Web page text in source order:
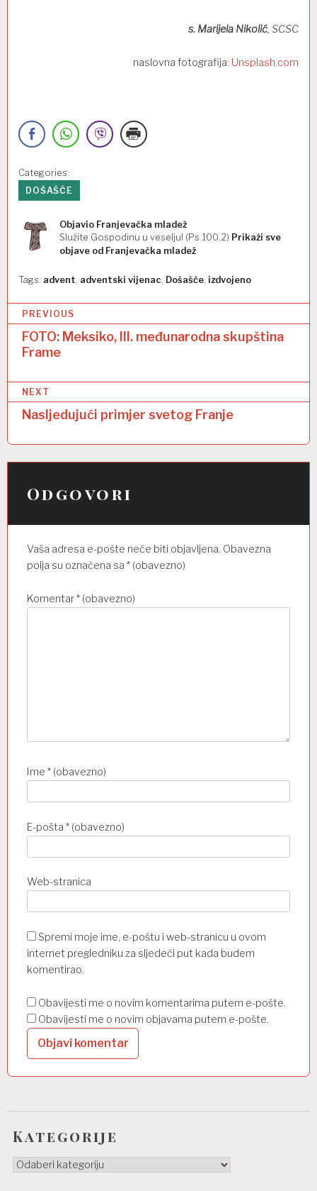
s. Marijela Nikolić, SCSC
naslovna fotografija: Unsplash.com
Categories:
DOŠAŠĆE
Objavio Franjevačka mladež
Služite Gospodinu u veselju! (Ps 100,2) Prikaži sve
objave od Franjevačka mladež
Tags: advent, adventski vijenac, Došašće, izdvojeno
N
i
g
a
PREVIOUS
FOTO: Meksiko, III. međunarodna skupština
Frame
NEXT
Nasljedujući primjer svetog Franje
Odgovori
Vaša adresa e-pošte neće biti objavljena. Obavezna
polja su označena sa * (obavezno)
Komentar* (obavezno)
Ime * (obavezno)
E-pošta * (obavezno)
Web-stranica
Spremi moje ime, e-poštu i web-stranicu u ovom
internet pregledniku za sljedeći put kada budem
komentirao.
Obavijesti me o novim komentarima putem e-pošte.
Obavijesti me o novim objavama putem e-pošte.
Kategorije
Kategorije